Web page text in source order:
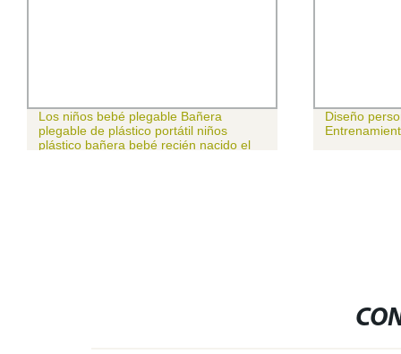
Los niños bebé plegable Bañera
plegable de plástico portátil niños
plástico bañera bebé recién nacido el
Diseño